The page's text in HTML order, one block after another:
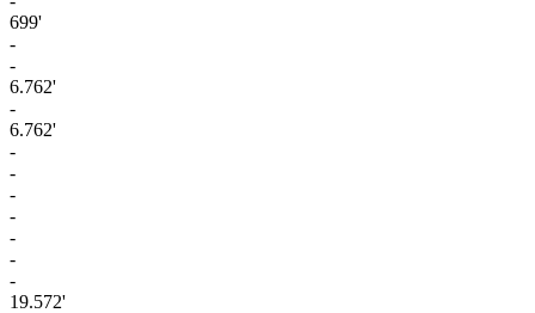
699'
-
-
6.762'
-
6.762'
-
-
-
-
-
-
-
19.572'